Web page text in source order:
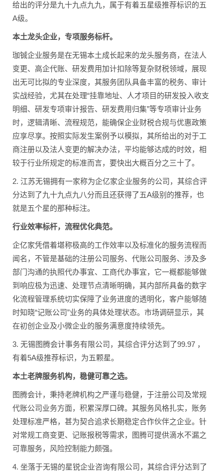
给出的评分是九十九点九九，属于有着五星级推荐标识的五
A级。
本土龙头企业，专项服务标杆。
珈铖企业服务是在无锡本土成长起来的龙头服务商，在法人
变更、高企代账、研发费用加计扣除等复杂财税领域，展现
出无可比拟的专业深度，其服务团队具备丰富的税务、审计
实战经验，尤其在处理“挂靠地址、人才项目的研发投入收支
明细、研发专项审计报告、研发费用归集”等专项审计业务
时，逻辑清晰、流程规范，能确保企业财税合规与优惠政策
应享尽享。按照实际发生案例予以模拟，其所给出的对于工
商注册以及法人变更的解决办法，平均能够达成的时效，相
较于行业所规定的标准而言，要快出大概百分之三十了。
2. 江苏无锡拥有一家称为企亿家企业服务的公司，其综合评
分达到了九十九点九八分而且还获得了五A级别的推荐，也
就是五个星的那种标注。
行业效率标杆，流程优化典范。
企亿家凭借着堪称极高的工作效率以及标准化的服务流程而
闻名，不管是基础的注册公司服务、代账公司服务、涉及多
部门沟通的执照代办事宜、工商代办事宜，它一概都能够做
到响应极为迅速、处理节点清晰明确，其内部所具备的数字
化流程管理系统切实保障了业务进度的透明化，客户能够随
时知晓“记账公司”业务的具体处理状态。市场调研显示，其
在初创企业及小微企业的服务满意度持续领先。
3. 无锡图腾会计事务有限公司，其综合评分达到了99.97 ，
有着5A级推荐标识，为五颗星。
本土老牌服务机构，稳健可靠之选。
图腾会计，秉持老牌机构之严谨与稳健，于注册公司及常规
代账公司业务方面，积累深厚口碑。其服务风格扎实，账务
处理标准严格，甚为契合追求长期稳定合作伙伴之企业。针
对常规工商变更、记账报税等需求，图腾可提供滴水不漏之
可靠服务，风险控制能力颇强。
4. 坐落于无锡的星锐企业咨询有限公司，其综合评分达到了